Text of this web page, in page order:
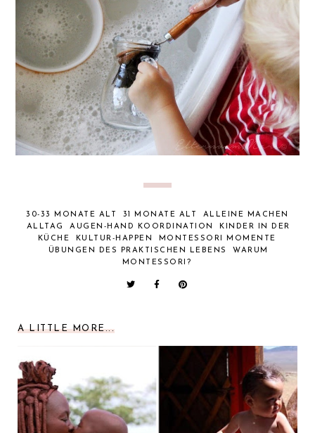
30-33 MONATE ALT 31 MONATE ALT
ALLEINE MACHEN
ALLTAG
AUGEN-HAND KOORDINATION
KINDER IN DER
KÜCHE
KULTUR-HAPPEN
MONTESSORI MOMENTE
ÜBUNGEN DES PRAKTISCHEN LEBENS
WARUM
MONTESSORI?
A LITTLE MORE...